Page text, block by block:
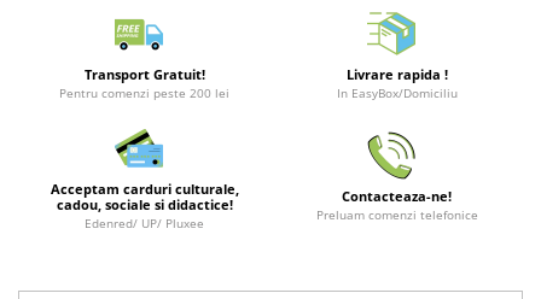
Tricouri
Figurine
Transport Gratuit!
Pentru comenzi peste 200 lei
Livrare rapida !
In EasyBox/Domiciliu
Acceptam carduri culturale,
cadou, sociale si didactice!
Edenred/ UP/ Pluxee
Contacteaza-ne!
Preluam comenzi telefonice